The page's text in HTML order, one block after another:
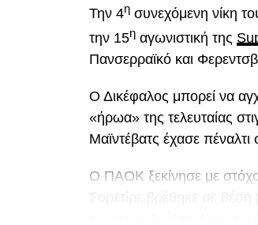
Την 4η συνεχόμενη νίκη
την 15η αγωνιστική της
Πανσερραϊκό και
Ο Δικέφαλος μπορεί να
«ήρωα» της τελευταίας
Μαϊντέβατς έχασε
Ο ΠΑΟΚ ξεκίνησε με στόχο